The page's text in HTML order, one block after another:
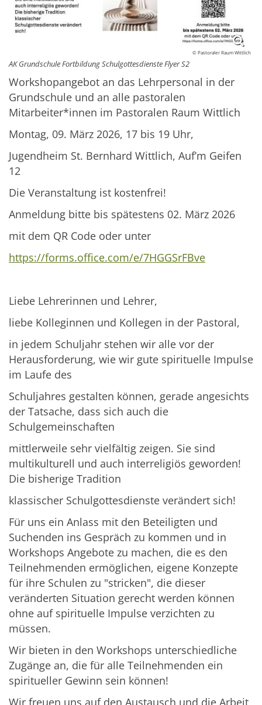
© Pastoraler Raum Wittlich
AK Grundschule Fortbildung Schulgottesdienste Flyer S2
Workshopangebot an das Lehrpersonal in der
Grundschule und an alle pastoralen
Mitarbeiter*innen im Pastoralen Raum Wittlich
Montag, 09. März 2026, 17 bis 19 Uhr,
Jugendheim St. Bernhard Wittlich, Auf’m Geifen
12
Die Veranstaltung ist kostenfrei!
Anmeldung bitte bis spätestens 02. März 2026
mit dem QR Code oder unter
https://forms.office.com/e/7HGGSrFBve
Liebe Lehrerinnen und Lehrer,
liebe Kolleginnen und Kollegen in der Pastoral,
in jedem Schuljahr stehen wir alle vor der
Herausforderung, wie wir gute spirituelle Impulse
im Laufe des
Schuljahres gestalten können, gerade angesichts
der Tatsache, dass sich auch die
Schulgemeinschaften
mittlerweile sehr vielfältig zeigen. Sie sind
multikulturell und auch interreligiös geworden!
Die bisherige Tradition
klassischer Schulgottesdienste verändert sich!
Für uns ein Anlass mit den Beteiligten und
Suchenden ins Gespräch zu kommen und in
Workshops Angebote zu machen, die es den
Teilnehmenden ermöglichen, eigene Konzepte
für ihre Schulen zu "stricken", die dieser
veränderten Situation gerecht werden können
ohne auf spirituelle Impulse verzichten zu
müssen.
Wir bieten in den Workshops unterschiedliche
Zugänge an, die für alle Teilnehmenden ein
spiritueller Gewinn sein können!
Wir freuen uns auf den Austausch und die Arbeit